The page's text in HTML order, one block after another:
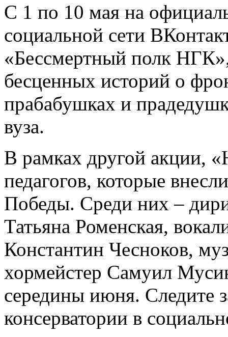
С 1 по 10 мая на
социальной сети
«Бессмертный полк
бесценных историй о
прабабушках и
вуза.
В рамках другой акции,
педагогов, которые
Победы. Среди них –
Татьяна Роменская,
Константин Чесноков,
хормейстер Самуил
середины июня. Следите
консерватории в